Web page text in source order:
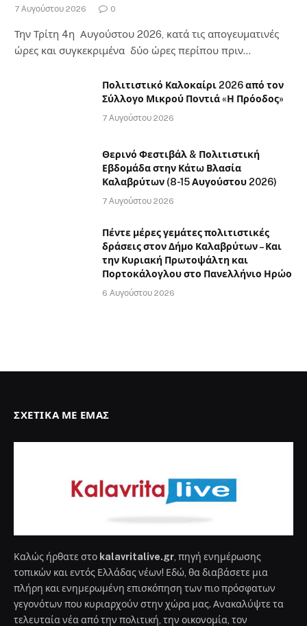
7 Αυγούστου 2026 0
Την Τρίτη 4η Αυγούστου 2026, κατά τις απογευματινές
ώρες και συγκεκριμένα δύο ώρες περίπου πριν…
Πολιτιστικό Καλοκαίρι 2026 από τον
Σύλλογο Μικρού Ποντιά «Η Πρόοδος»
7 Αυγούστου 2026
Θερινό Φεστιβάλ & Πολιτιστική
Εβδομάδα στην Κάτω Βλασία
Καλαβρύτων (8-15 Αυγούστου 2026)
7 Αυγούστου 2026
Πέντε μέρες γεμάτες πολιτιστικές
δράσεις στον Δήμο Καλαβρύτων – Και
την Κυριακή Πρωτοψάλτη και
Πορτοκάλογλου στο Πανελλήνιο Ηρώο
6 Αυγούστου 2026
ΣΧΕΤΙΚΆ ΜΕ ΕΜΆΣ
Καλώς ήρθατε στο kalavritalive.gr , πηγή ενημέρωσης
τοπικών και εντός Ελλάδας νέων! Εδώ, θα διαβάσετε μια
πλήρη και ενημερωμένη επισκόπηση των πιο πρόσφατων
γεγονότων που κυριαρχούν στην χώρα μας. Ανακαλύψτε τα
τελευταία νέα από την πολιτική, την οικονομία, τον